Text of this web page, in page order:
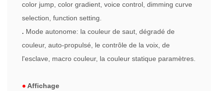
color jump, color gradient, voice control, dimming curve
selection, function setting.
. Mode autonome: la couleur de saut, dégradé de
couleur, auto-propulsé, le contrôle de la voix, de
l'esclave, macro couleur, la couleur statique paramètres.
●Affichage